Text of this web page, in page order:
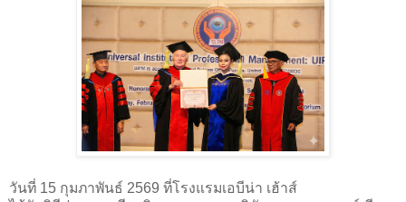
วันที่ 15 กุมภาพันธ์ 2569 ที่โรงแรมเอบีน่า เฮ้าส์